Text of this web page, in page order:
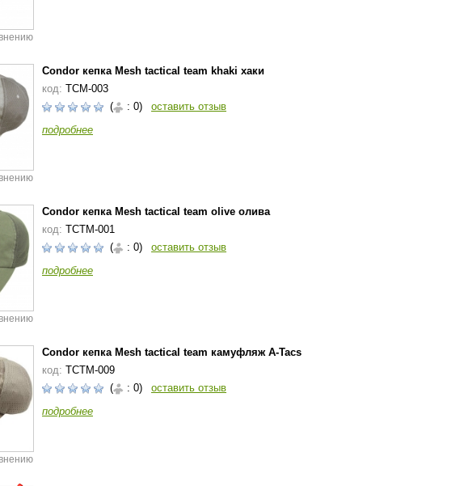
Condor кепка Mesh tactical team khaki хаки
код: TCM-003
(
: 0)
оставить отзыв
подробнее
Condor кепка Mesh tactical team olive олива
код: TCTM-001
(
: 0)
оставить отзыв
подробнее
Condor кепка Mesh tactical team камуфляж A-Tacs
код: TCTM-009
(
: 0)
оставить отзыв
подробнее